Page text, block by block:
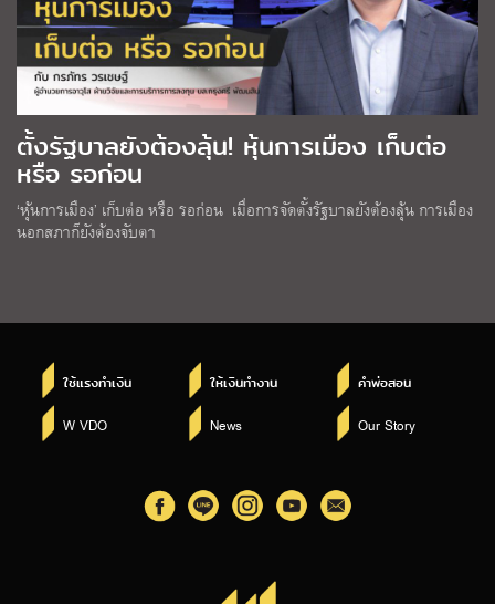
ตั้งรัฐบาลยังต้องลุ้น! หุ้นการเมือง เก็บต่อ
หรือ รอก่อน
‘หุ้นการเมือง’ เก็บต่อ หรือ รอก่อน เมื่อการจัดตั้งรัฐบาลยังต้องลุ้น การเมือง
นอกสภาก็ยังต้องจับตา
ใช้แรงทำเงิน ให้เงินทำงาน คำพ่อสอน
W VDO News Our Story